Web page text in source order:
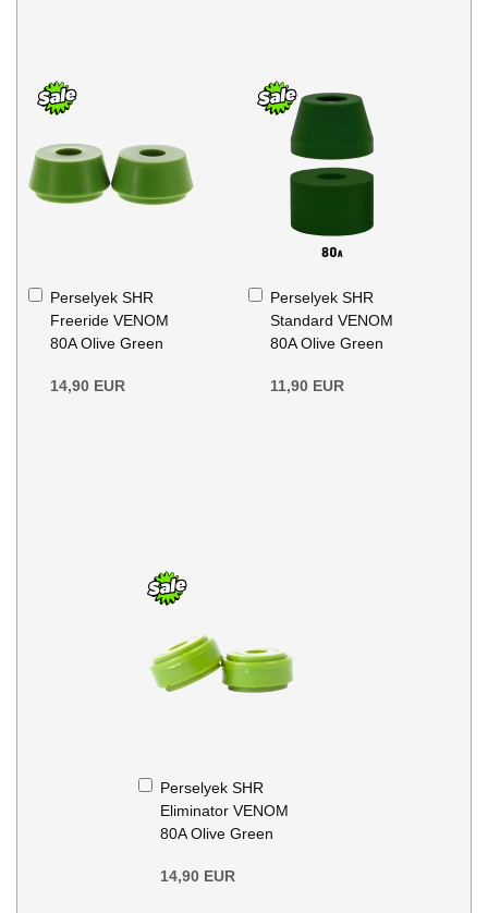
Perselyek SHR
Freeride VENOM
80A Olive Green
14,90 EUR
Kosárba
Perselyek SHR
Standard VENOM
80A Olive Green
11,90 EUR
Kosárba
Perselyek SHR
Eliminator VENOM
80A Olive Green
14,90 EUR
Kosárba